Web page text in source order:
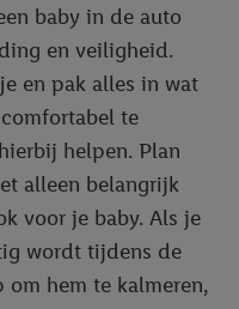
baby in de auto
en veiligheid.
en pak alles in wat
te
helpen. Plan
alleen belangrijk
voor je baby. Als je
wordt tijdens de
hem te kalmeren,
met alle verwerkingen
Meer informatie,
gegevens en je recht om
in te trekken, vind je
impressum voor de Lidl
over de cookies die